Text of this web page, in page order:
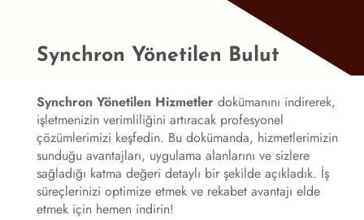
Synchron Yönetilen Bulut
Synchron Yönetilen Hizmetler dokümanını indirerek,
işletmenizin verimliliğini artıracak profesyonel
çözümlerimizi keşfedin. Bu dokümanda, hizmetlerimizin
sunduğu avantajları, uygulama alanlarını ve sizlere
sağladığı katma değeri detaylı bir şekilde açıkladık. İş
süreçlerinizi optimize etmek ve rekabet avantajı elde
etmek için hemen indirin!